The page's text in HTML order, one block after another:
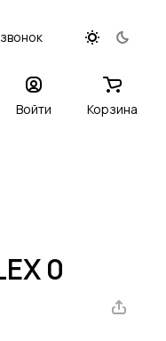
Войти Корзина
0